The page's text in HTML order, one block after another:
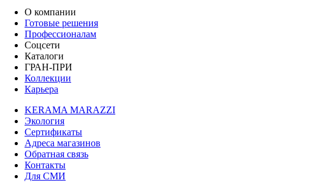
О компании
Готовые решения
Профессионалам
Соцсети
Каталоги
ГРАН-ПРИ
Коллекции
Карьера
KERAMA MARAZZI
Экология
Сертификаты
Адреса магазинов
Обратная связь
Контакты
Для СМИ